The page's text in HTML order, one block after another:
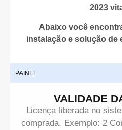
2023
Abaixo você
instalação e solução de
PAINEL
VALIDADE
Licença liberada no
comprada. Exemplo: 2